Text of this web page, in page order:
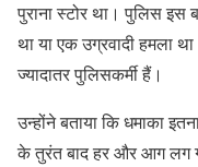
पुराना स्टोर था। पुलिस इस
था या एक उग्रवादी हमला
ज्यादातर पुलिसकर्मी हैं।
उन्होंने बताया कि धमाका
के तुरंत बाद हर और आग लग